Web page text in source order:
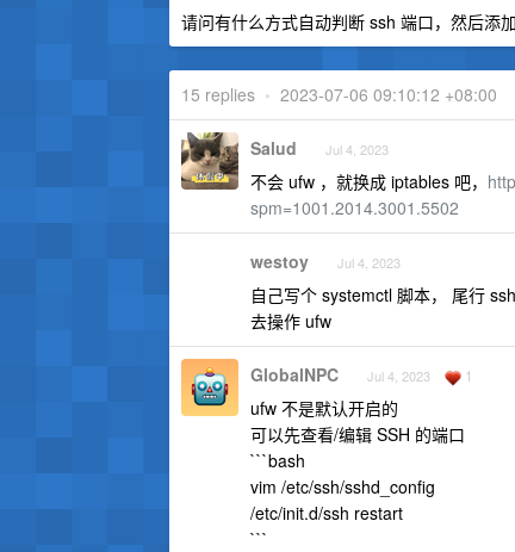
请问有什么方式自动判断 ssh 端口，然后添
15 replies • 2023-07-06 09:10:12 +08:00
Salud Jul 4, 2023
不会 ufw ，就换成 iptables 吧，
spm=1001.2014.3001.5502
westoy Jul 4, 2023
自己写个 systemctl 脚本， 尾行
去操作 ufw
GlobalNPC Jul 4, 2023 1
ufw 不是默认开启的
可以先查看/编辑 SSH 的端口
```bash
vim /etc/ssh/sshd_config
/etc/init.d/ssh restart
```